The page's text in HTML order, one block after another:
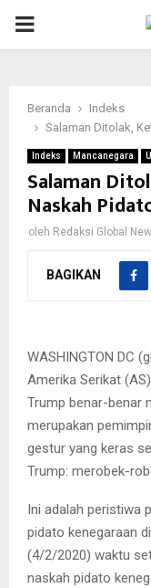
PRIMARY
Beranda
Indeks
Salaman Ditolak,
Indeks Mancanegara
Salaman
Naskah
oleh Redaksi Global
BAGIKAN
WASHINGTON DC
Amerika Serikat
Trump benar-benar
merupakan
gestur yang keras
Trump: merobek-
Ini adalah peristiwa
pidato kenegaraan
(4/2/2020) waktu
naskah pidato